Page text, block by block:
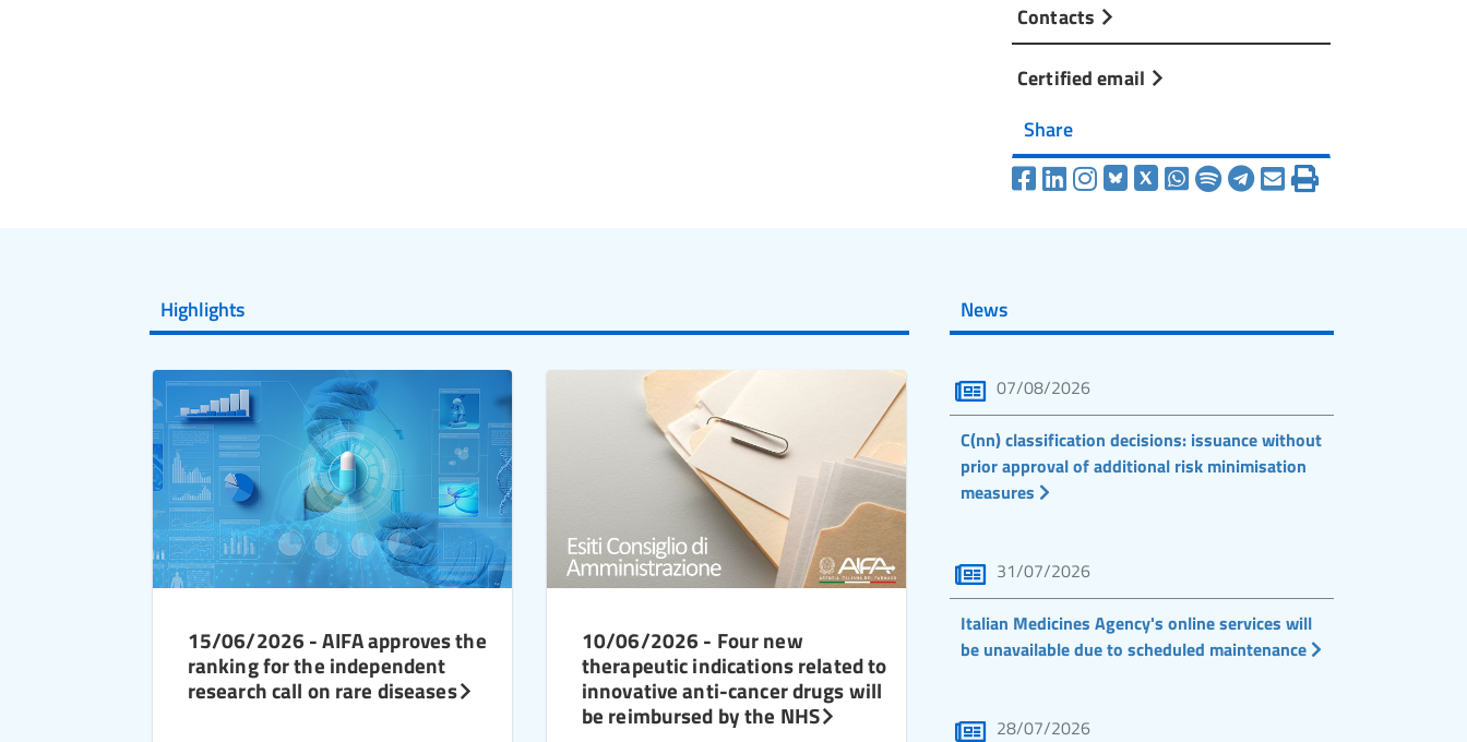
Contacts
Certified email
Share
Highlights
15/06/2026 - AIFA approves the
ranking for the independent
research call on rare diseases
10/06/2026 - Four new
therapeutic indications related to
innovative anti-cancer drugs will
be reimbursed by the NHS
News
07/08/2026
C(nn) classification decisions: issuance without
prior approval of additional risk minimisation
measures
31/07/2026
Italian Medicines Agency's online services will
be unavailable due to scheduled maintenance
28/07/2026